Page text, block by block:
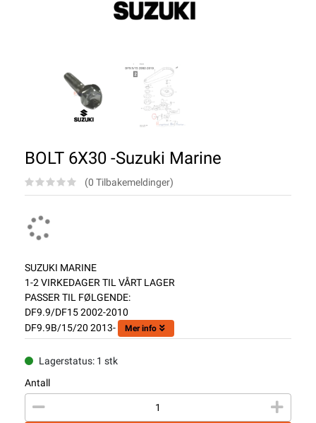
BOLT 6X30 -Suzuki Marine
(0 Tilbakemeldinger)
SUZUKI MARINE
1-2 VIRKEDAGER TIL VÅRT LAGER
PASSER TIL FØLGENDE:
DF9.9/DF15 2002-2010
DF9.9B/15/20 2013-
Mer info
Lagerstatus: 1 stk
Antall